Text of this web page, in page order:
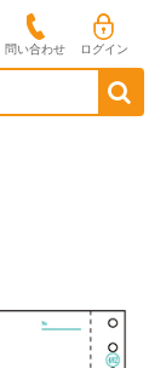
問い合わせ ログイン